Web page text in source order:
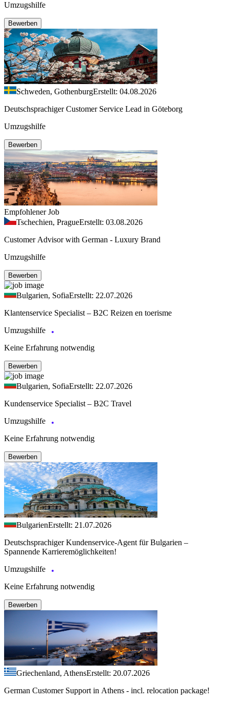
Umzugshilfe
Bewerben
Schweden, GothenburgErstellt: 04.08.2026
Deutschsprachiger Customer Service Lead in Göteborg
Umzugshilfe
Bewerben
Empfohlener Job
Tschechien, PragueErstellt: 03.08.2026
Customer Advisor with German - Luxury Brand
Umzugshilfe
Bewerben
Bulgarien, SofiaErstellt: 22.07.2026
Klantenservice Specialist – B2C Reizen en toerisme
Umzugshilfe
Keine Erfahrung notwendig
Bewerben
Bulgarien, SofiaErstellt: 22.07.2026
Kundenservice Specialist – B2C Travel
Umzugshilfe
Keine Erfahrung notwendig
Bewerben
BulgarienErstellt: 21.07.2026
Deutschsprachiger Kundenservice-Agent für Bulgarien –
Spannende Karrieremöglichkeiten!
Umzugshilfe
Keine Erfahrung notwendig
Bewerben
Griechenland, AthensErstellt: 20.07.2026
German Customer Support in Athens - incl. relocation package!